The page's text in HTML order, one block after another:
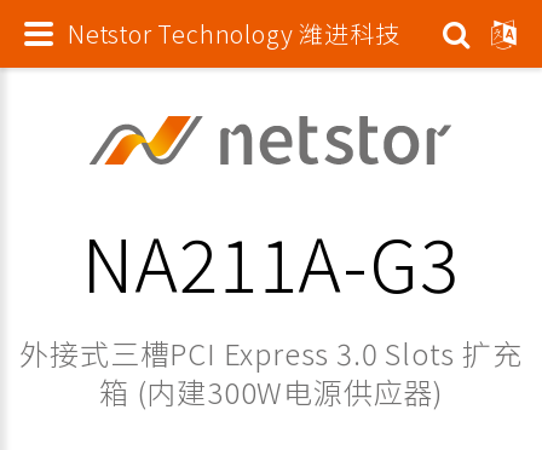
NA211A-G3
外接式三槽PCI Express 3.0 Slots 扩充
箱 (内建300W电源供应器)
Netstor Technology 潍进科技